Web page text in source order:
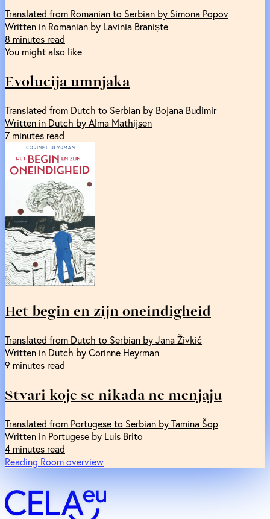
Translated from Romanian to Serbian by Simona Popov
Written in Romanian by Lavinia Braniște
8 minutes read
You might also like
Evolucija umnjaka
Translated from Dutch to Serbian by Bojana Budimir
Written in Dutch by Alma Mathijsen
7 minutes read
Het begin en zijn oneindigheid
Translated from Dutch to Serbian by Jana Živkić
Written in Dutch by Corinne Heyrman
9 minutes read
Stvari koje se nikada ne menjaju
Translated from Portugese to Serbian by Tamina Šop
Written in Portugese by Luis Brito
4 minutes read
Reading Room overview